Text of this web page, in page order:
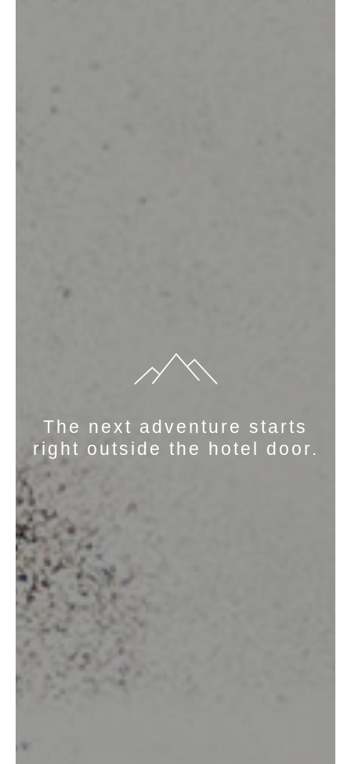
The next adventure starts
right outside the hotel door.